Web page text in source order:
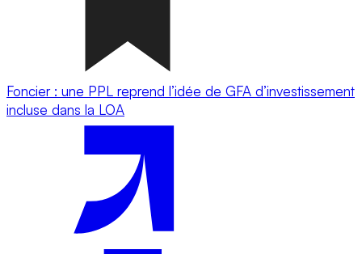
Foncier : une PPL reprend l’idée de GFA d’investissement
incluse dans la LOA